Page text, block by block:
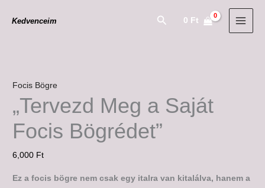
Kedvenceim Search
0 Ft
Focis Bögre
„Tervezd Meg a Saját
Focis Bögrédet”
6,000 Ft
Ez a focis bögre nem csak egy italra van kitalálva, hanem a
Meg
Bögrédet"